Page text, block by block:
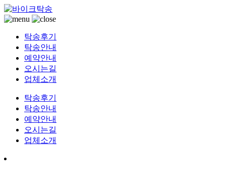
바이크탁송
전국 바이크운송 오토바이용달
탁송후기
탁송안내
예약안내
오시는길
업체소개
탁송후기
탁송안내
예약안내
오시는길
업체소개